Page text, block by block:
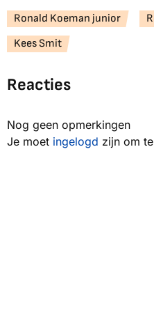
Ronald Koeman junior
Kees Smit
Reacties
Nog geen opmerkingen
Je moet ingelogd zijn om